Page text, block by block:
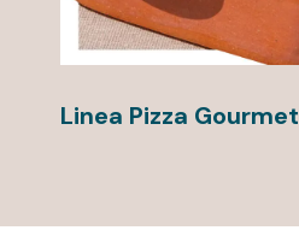
Linea Pizza Gourmet